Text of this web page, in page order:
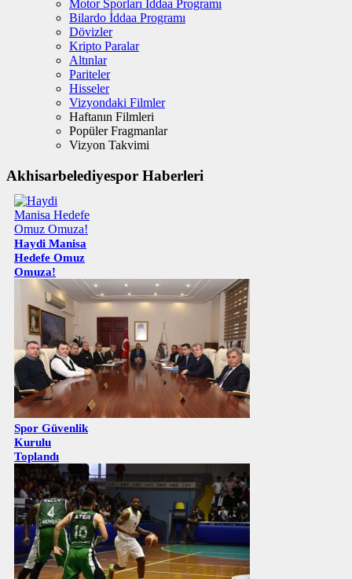
Motor Sporları İddaa Programı
Bilardo İddaa Programı
Dövizler
Kripto Paralar
Altınlar
Pariteler
Hisseler
Vizyondaki Filmler
Haftanın Filmleri
Popüler Fragmanlar
Vizyon Takvimi
Akhisarbelediyespor Haberleri
Haydi Manisa
Hedefe Omuz
Omuza!
Spor Güvenlik
Kurulu
Toplandı